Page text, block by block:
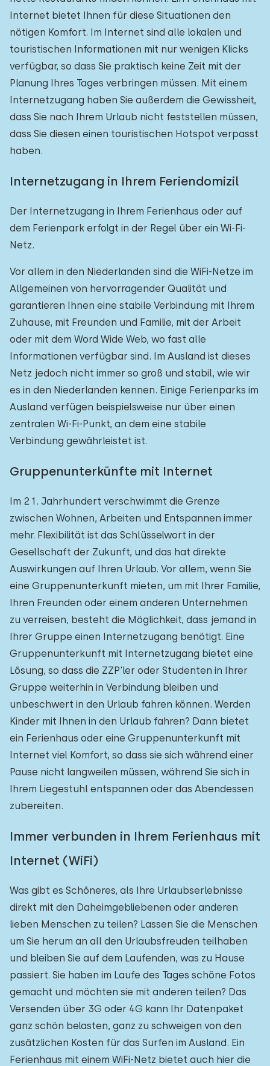
Internet bietet Ihnen für diese Situationen den
nötigen Komfort. Im Internet sind alle lokalen und
touristischen Informationen mit nur wenigen Klicks
verfügbar, so dass Sie praktisch keine Zeit mit der
Planung Ihres Tages verbringen müssen. Mit einem
Internetzugang haben Sie außerdem die Gewissheit,
dass Sie nach Ihrem Urlaub nicht feststellen müssen,
dass Sie diesen einen touristischen Hotspot verpasst
haben.
Internetzugang in Ihrem Feriendomizil
Der Internetzugang in Ihrem Ferienhaus oder auf
dem Ferienpark erfolgt in der Regel über ein Wi-Fi-
Netz.
Vor allem in den Niederlanden sind die WiFi-Netze im
Allgemeinen von hervorragender Qualität und
garantieren Ihnen eine stabile Verbindung mit Ihrem
Zuhause, mit Freunden und Familie, mit der Arbeit
oder mit dem Word Wide Web, wo fast alle
Informationen verfügbar sind. Im Ausland ist dieses
Netz jedoch nicht immer so groß und stabil, wie wir
es in den Niederlanden kennen. Einige Ferienparks im
Ausland verfügen beispielsweise nur über einen
zentralen Wi-Fi-Punkt, an dem eine stabile
Verbindung gewährleistet ist.
Gruppenunterkünfte mit Internet
Im 21. Jahrhundert verschwimmt die Grenze
zwischen Wohnen, Arbeiten und Entspannen immer
mehr. Flexibilität ist das Schlüsselwort in der
Gesellschaft der Zukunft, und das hat direkte
Auswirkungen auf Ihren Urlaub. Vor allem, wenn Sie
eine Gruppenunterkunft mieten, um mit Ihrer Familie,
Ihren Freunden oder einem anderen Unternehmen
zu verreisen, besteht die Möglichkeit, dass jemand in
Ihrer Gruppe einen Internetzugang benötigt. Eine
Gruppenunterkunft mit Internetzugang bietet eine
Lösung, so dass die ZZP'ler oder Studenten in Ihrer
Gruppe weiterhin in Verbindung bleiben und
unbeschwert in den Urlaub fahren können. Werden
Kinder mit Ihnen in den Urlaub fahren? Dann bietet
ein Ferienhaus oder eine Gruppenunterkunft mit
Internet viel Komfort, so dass sie sich während einer
Pause nicht langweilen müssen, während Sie sich in
Ihrem Liegestuhl entspannen oder das Abendessen
zubereiten.
Immer verbunden in Ihrem Ferienhaus mit
Internet (WiFi)
Was gibt es Schöneres, als Ihre Urlaubserlebnisse
direkt mit den Daheimgebliebenen oder anderen
lieben Menschen zu teilen? Lassen Sie die Menschen
um Sie herum an all den Urlaubsfreuden teilhaben
und bleiben Sie auf dem Laufenden, was zu Hause
passiert. Sie haben im Laufe des Tages schöne Fotos
gemacht und möchten sie mit anderen teilen? Das
Versenden über 3G oder 4G kann Ihr Datenpaket
ganz schön belasten, ganz zu schweigen von den
zusätzlichen Kosten für das Surfen im Ausland. Ein
Ferienhaus mit einem WiFi-Netz bietet auch hier die